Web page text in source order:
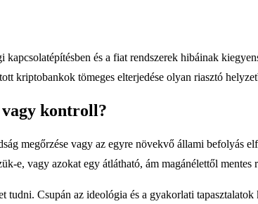
és a fiat rendszerek hibáinak
kriptobankok tömeges elterjedése olyan riasztó
kontroll?
megőrzése vagy az egyre növekvő állami
e, vagy azokat egy átlátható, ám magánélettől mentes
tudni. Csupán az ideológia és a gyakorlati